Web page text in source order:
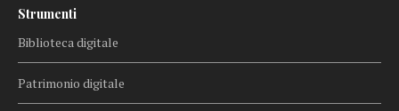
Strumenti
Biblioteca digitale
Patrimonio digitale